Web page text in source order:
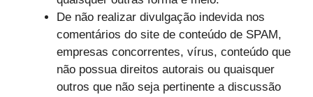
De não realizar divulgação indevida nos
comentários do site de conteúdo de SPAM,
empresas concorrentes, vírus, conteúdo que
não possua direitos autorais ou quaisquer
outros que não seja pertinente a discussão